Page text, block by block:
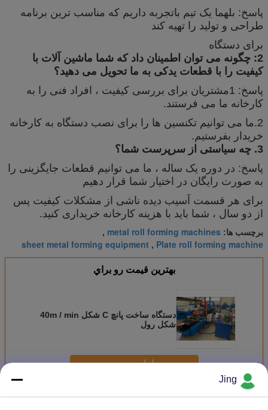
پاسخ: بلهما یک تیم باتجربه داریم که مناسب ترین برنامه
طراحی و تولید را تهیه کند
برای دستگاه
2: چگونه می توان اطمینان داد که شما ماشین آلات با
کیفیت را با قطعات یدکی به ما تحویل می دهید؟
پاسخ: 1مشتریان برای بررسی کیفیت ، افراد فنی را به
کارخانه ما می فرستند.
2.ما می توانیم تکنسین ها را برای نصب دستگاه به کارخانه
خریدار بفرستیم.
3. چه سیاستی از سرپرست شما؟
پاسخ: در دوره یک ساله ، ما می توانیم قطعات جایگزینی را
به صورت رایگان در اختیار شما قرار دهیم
برای هر قسمت آسیب دیده ناشی از مشکلات کیفیت پس
از دو سال ، شما باید با هزینه کارخانه خریداری کنید.
برچسب ها: metal roll forming machines
,
Plate roll forming machine
,
sheet metal forming equipment
بهترين قيمت رو براي
دستگاه ساخت پانچ C شکل 40m / min
شکل رول
ادامه هید
بیشماشین ریخته گری سرد
Jing